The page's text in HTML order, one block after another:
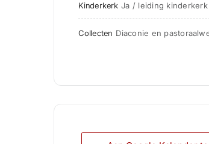
Kinderkerk Ja / leiding kinderkerk
Collecten Diaconie en